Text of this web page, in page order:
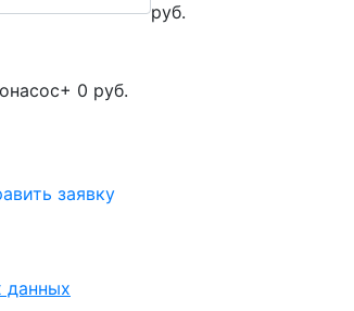
руб.
+ 0 руб.
заявку
данных